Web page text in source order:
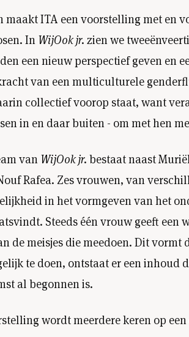
maakt ITA een voorstelling met
In WijOok jr. zien we
een nieuw perspectief geven en
van een multiculturele
collectief voorop staat, want
in en daar buiten - om met hen
van WijOok jr. bestaat naast
Rafea. Zes vrouwen, van
in het vormgeven van het
Steeds één vrouw geeft
de meisjes die meedoen. Dit
te doen, ontstaat er een inhoud
al begonnen is.
wordt meerdere keren op